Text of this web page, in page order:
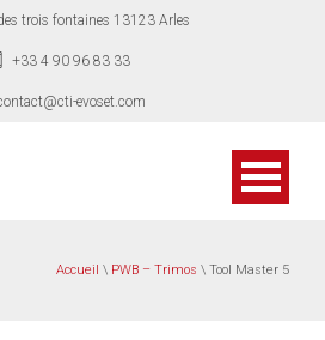
trois fontaines 13123 Arles
+33 4 90 96 83 33
evoset.com
Accueil \ PWB – Trimos \ Tool Master 5